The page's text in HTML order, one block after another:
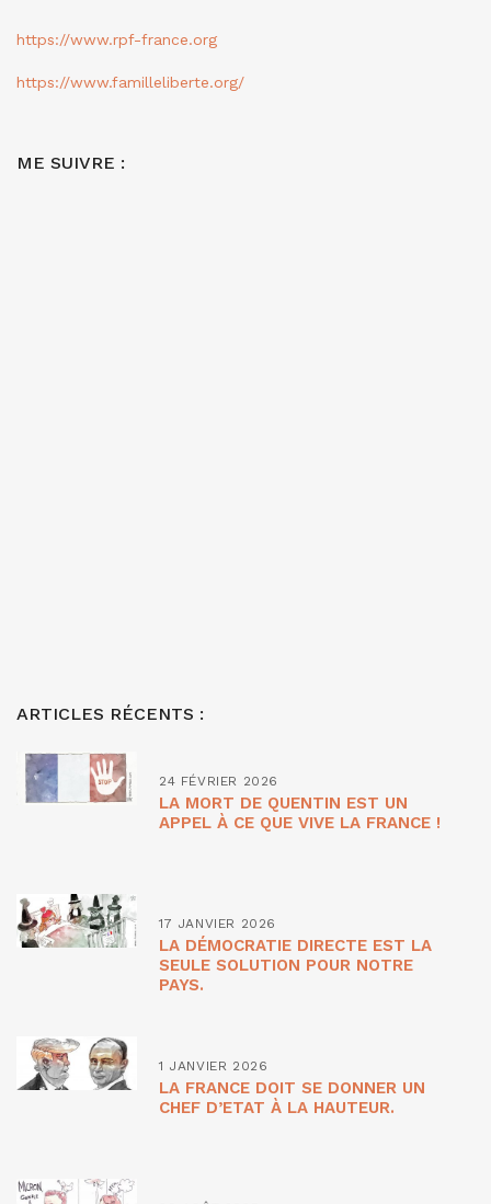
https://www.rpf-france.org
https://www.familleliberte.org/
ME SUIVRE :
ARTICLES RÉCENTS :
24 FÉVRIER 2026
LA MORT DE QUENTIN EST UN
APPEL À CE QUE VIVE LA FRANCE !
17 JANVIER 2026
LA DÉMOCRATIE DIRECTE EST LA
SEULE SOLUTION POUR NOTRE
PAYS.
1 JANVIER 2026
LA FRANCE DOIT SE DONNER UN
CHEF D’ETAT À LA HAUTEUR.